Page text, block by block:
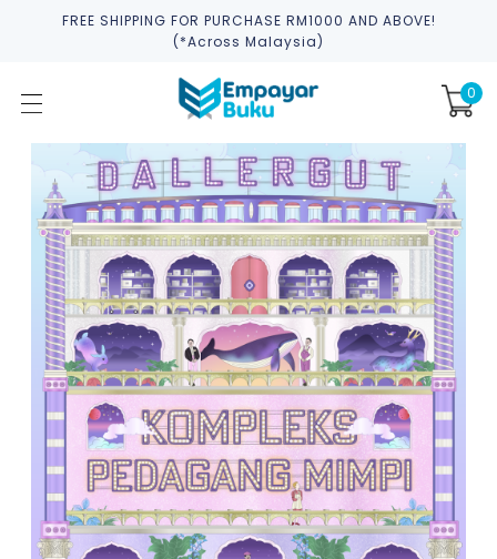
FREE SHIPPING FOR PURCHASE RM1000 AND ABOVE!
(*across Malaysia)
0